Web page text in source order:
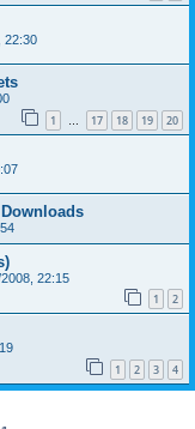
22:30
1 … 17 18 19 20
Downloads
22:15
1 2
1 2 3 4